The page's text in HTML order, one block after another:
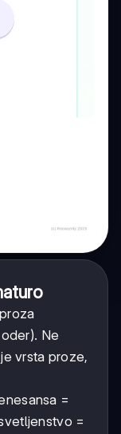
Ne
vrsta proze,
=
=